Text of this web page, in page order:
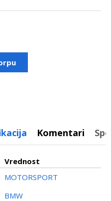
Komentari
Vrednost
MOTORSPORT
BMW